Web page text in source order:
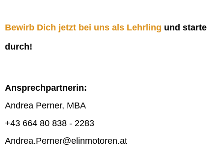
Bewirb Dich jetzt bei uns als Lehrling und starte
durch!
Ansprechpartnerin:
Andrea Perner, MBA
+43 664 80 838 - 2283
Andrea.Perner@elinmotoren.at